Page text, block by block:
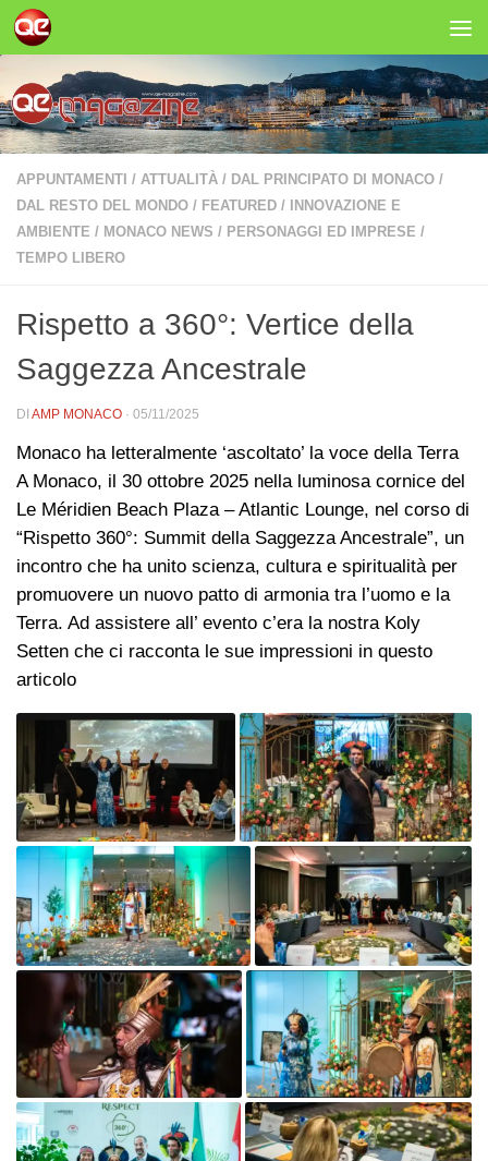
Salta al contenuto
APPUNTAMENTI / ATTUALITÀ / DAL PRINCIPATO DI MONACO /
DAL RESTO DEL MONDO / FEATURED /
INNOVAZIONE E
AMBIENTE / MONACO NEWS / PERSONAGGI ED IMPRESE /
TEMPO LIBERO
Rispetto a 360°: Vertice della
Saggezza Ancestrale
DI AMP MONACO · 05/11/2025
Monaco ha letteralmente ‘ascoltato’ la voce della Terra
A Monaco, il 30 ottobre 2025 nella luminosa cornice del
Le Méridien Beach Plaza – Atlantic Lounge, nel corso di
“Rispetto 360°: Summit della Saggezza Ancestrale”, un
incontro che ha unito scienza, cultura e spiritualità per
promuovere un nuovo patto di armonia tra l’uomo e la
Terra. Ad assistere all’ evento c’era la nostra Koly
Setten che ci racconta le sue impressioni in questo
articolo